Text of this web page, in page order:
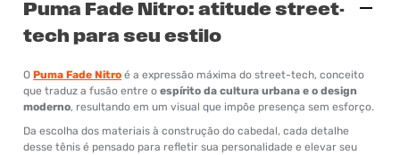
Puma Fade Nitro: atitude street-
tech para seu estilo
O Puma Fade Nitro é a expressão máxima do street-tech, conceito
que traduz a fusão entre o espírito da cultura urbana e o design
moderno, resultando em um visual que impõe presença sem esforço.
Da escolha dos materiais à construção do cabedal, cada detalhe
desse tênis é pensado para refletir sua personalidade e elevar seu